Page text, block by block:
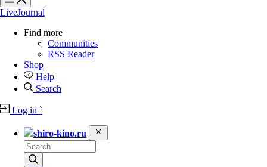
LiveJournal
Find more
Communities
RSS Reader
Shop
Help
Search
Log in `
shiro-kino.ru